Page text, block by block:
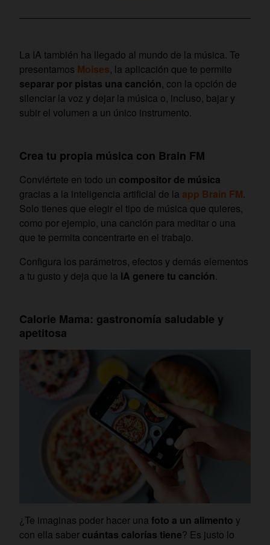
La IA también ha llegado al mundo de la música. Te
presentamos Moises, la aplicación que te permite
separar por pistas una canción, con la opción de
silenciar la voz y dejar la música o, incluso, bajar y
subir el volumen a un único instrumento.
Crea tu propia música con Brain FM
Conviértete en todo un compositor de música
gracias a la inteligencia artificial de la app Brain FM.
Solo tienes que elegir el tipo de música que quieres,
como por ejemplo, una canción para meditar o una
que te permita concentrarte en el trabajo.
Configura los parámetros, efectos y demás elementos
a tu gusto y deja que la IA genere tu canción.
Calorie Mama: gastronomía saludable y
apetitosa
¿Te imaginas poder hacer una foto a un alimento y
con ella saber cuántas calorías tiene? Es justo lo